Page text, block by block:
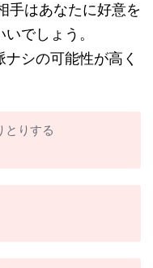
手はあなたに好意を
でしょう。
シの可能性が高く
とりする